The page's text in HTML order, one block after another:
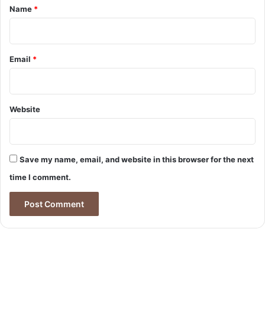
*
Name *
Email *
Website
Save my name, email, and website in this browser for the next
time I comment.